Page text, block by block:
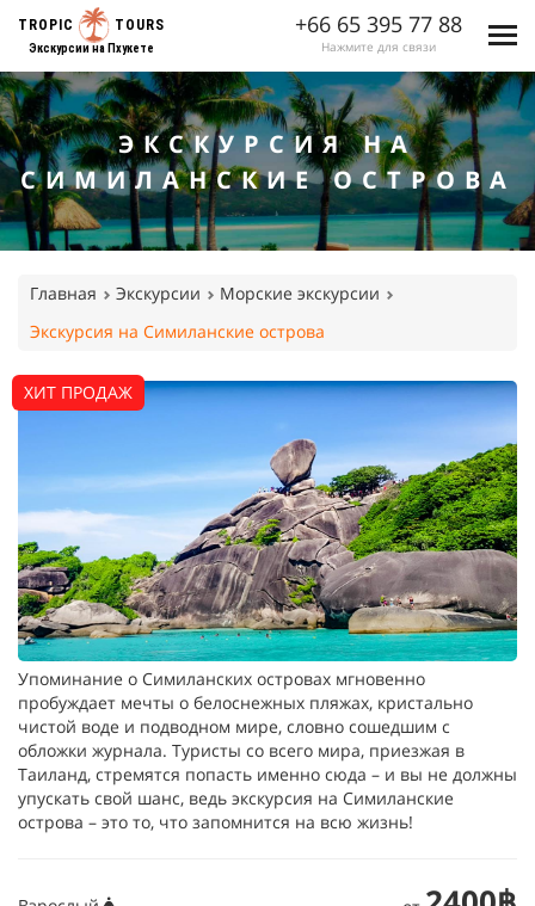
TROPIC TOURS
Экскурсии на Пхукете
+66 65 395 77 88
Нажмите для связи
ЭКСКУРСИЯ НА
СИМИЛАНСКИЕ ОСТРОВА
Главная Экскурсии
Морские экскурсии
Экскурсия на Симиланские острова
ХИТ ПРОДАЖ
Упоминание о Симиланских островах мгновенно
пробуждает мечты о белоснежных пляжах, кристально
чистой воде и подводном мире, словно сошедшим с
обложки журнала. Туристы со всего мира, приезжая в
Таиланд, стремятся попасть именно сюда – и вы не должны
упускать свой шанс, ведь экскурсия на Симиланские
острова – это то, что запомнится на всю жизнь!